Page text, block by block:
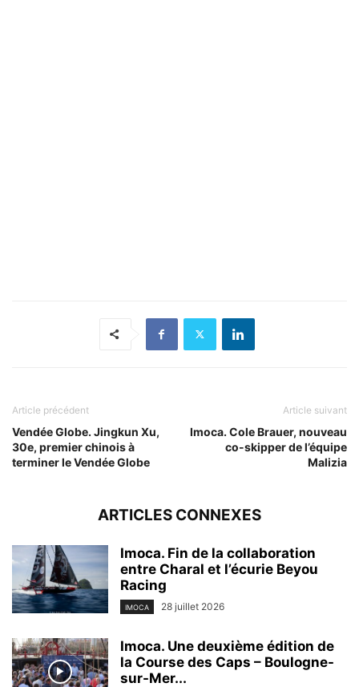
Article précédent
Vendée Globe. Jingkun Xu,
30e, premier chinois à
terminer le Vendée Globe
Article suivant
Imoca. Cole Brauer, nouveau
co-skipper de l’équipe
Malizia
ARTICLES CONNEXES
Imoca. Fin de la collaboration
entre Charal et l’écurie Beyou
Racing
IMOCA 28 juillet 2026
Imoca. Une deuxième édition de
la Course des Caps – Boulogne-
sur-Mer...